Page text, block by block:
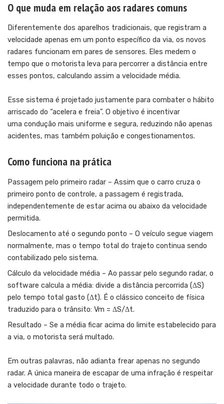
O que muda em relação aos radares comuns
Diferentemente dos aparelhos tradicionais, que registram a
velocidade apenas em um ponto específico da via, os novos
radares funcionam em pares de sensores. Eles medem o
tempo que o motorista leva para percorrer a distância entre
esses pontos, calculando assim a velocidade média.
Esse sistema é projetado justamente para combater o hábito
arriscado do “acelera e freia”. O objetivo é incentivar
uma condução mais uniforme e segura, reduzindo não apenas
acidentes, mas também poluição e congestionamentos.
Como funciona na prática
Passagem pelo primeiro radar – Assim que o carro cruza o
primeiro ponto de controle, a passagem é registrada,
independentemente de estar acima ou abaixo da velocidade
permitida.
Deslocamento até o segundo ponto – O veículo segue viagem
normalmente, mas o tempo total do trajeto continua sendo
contabilizado pelo sistema.
Cálculo da velocidade média – Ao passar pelo segundo radar, o
software calcula a média: divide a distância percorrida (ΔS)
pelo tempo total gasto (Δt). É o clássico conceito de física
traduzido para o trânsito: Vm = ΔS/Δt.
Resultado – Se a média ficar acima do limite estabelecido para
a via, o motorista será multado.
Em outras palavras, não adianta frear apenas no segundo
radar. A única maneira de escapar de uma infração é respeitar
a velocidade durante todo o trajeto.